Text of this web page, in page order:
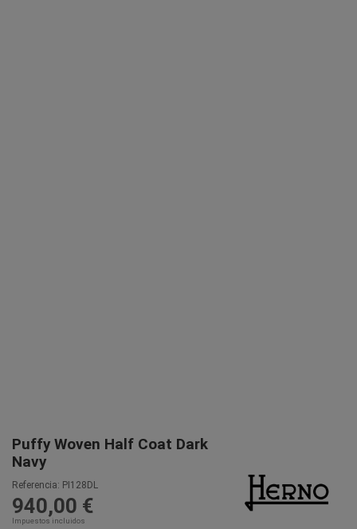
Puffy Woven Half Coat Dark
Navy
Referencia: PI128DL
940,00 €
Impuestos incluidos